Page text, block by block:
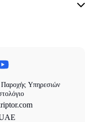
Υπηρεσιών